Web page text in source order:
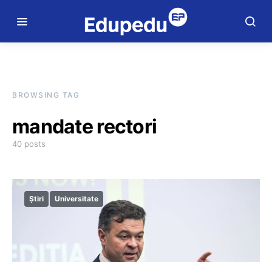
BROWSING TAG
mandate rectori
40 posts
Știri Universitate